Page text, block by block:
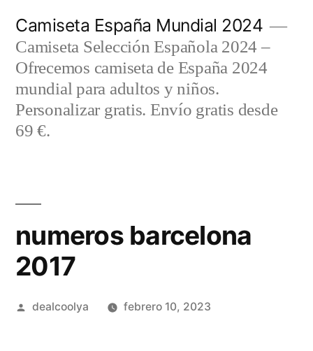
contenido
Camiseta España Mundial 2024
Camiseta Selección Española 2024 –
Ofrecemos camiseta de España 2024
mundial para adultos y niños.
Personalizar gratis. Envío gratis desde
69 €.
numeros barcelona
2017
Publicado
dealcoolya febrero 10, 2023